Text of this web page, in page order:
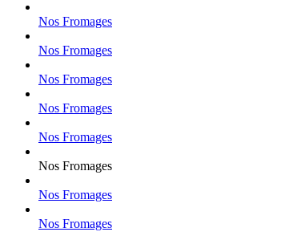
Nos Fromages
Nos Fromages
Nos Fromages
Nos Fromages
Nos Fromages
Nos Fromages
Nos Fromages
Nos Fromages